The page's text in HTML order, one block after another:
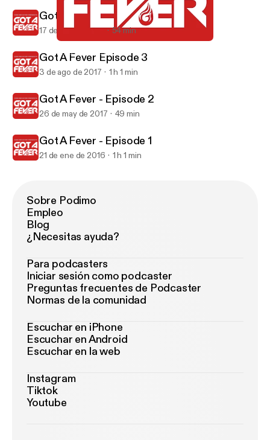
Miss Genafire presents Got A Fever
Got A Fever - Episode 4
17 de ago de 2018 54 min
Got A Fever Episode 3
3 de ago de 2017 1 h 1 min
Got A Fever - Episode 2
26 de may de 2017 49 min
Got A Fever - Episode 1
21 de ene de 2016 1 h 1 min
Sobre Podimo
Empleo
Blog
¿Necesitas ayuda?
Para podcasters
Iniciar sesión como podcaster
Preguntas frecuentes de Podcaster
Normas de la comunidad
Escuchar en iPhone
Escuchar en Android
Escuchar en la web
Instagram
Tiktok
Youtube